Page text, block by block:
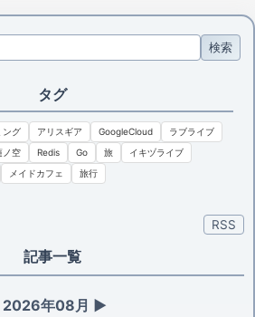
検索
タグ
ング アリスギア GoogleCloud
ラブライブ
ノ空 Redis Go 旅
イキヅライブ
メイドカフェ 旅行
RSS
記事一覧
2026年08月 ▶